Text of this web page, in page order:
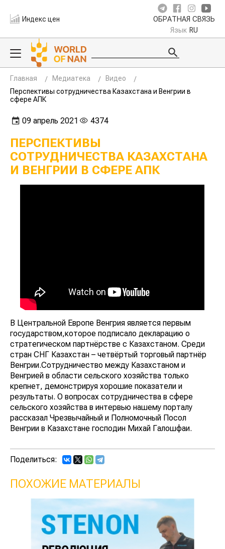
Индекс цен ОБРАТНАЯ СВЯЗЬ
Язык RU
Главная Медиатека
Видео
Перспективы сотрудничества Казахстана и Венгрии в
сфере АПК
09 апрель 2021 4374
ПЕРСПЕКТИВЫ
СОТРУДНИЧЕСТВА КАЗАХСТАНА
И ВЕНГРИИ В СФЕРЕ АПК
В Центральной Европе Венгрия является первым
государством,которое подписало декларацию о
стратегическом партнёрстве с Казахстаном. Среди
стран СНГ Казахстан – четвёртый торговый партнёр
Венгрии.Сотрудничество между Казахстаном и
Венгрией в области сельского хозяйства только
крепнет, демонстрируя хорошие показатели и
результаты. О вопросах сотрудничества в сфере
сельского хозяйства в интервью нашему порталу
рассказал Чрезвычайный и Полномочный Посол
Венгрии в Казахстане господин Михай Галошфаи.
Поделиться:
ПОХОЖИЕ МАТЕРИАЛЫ